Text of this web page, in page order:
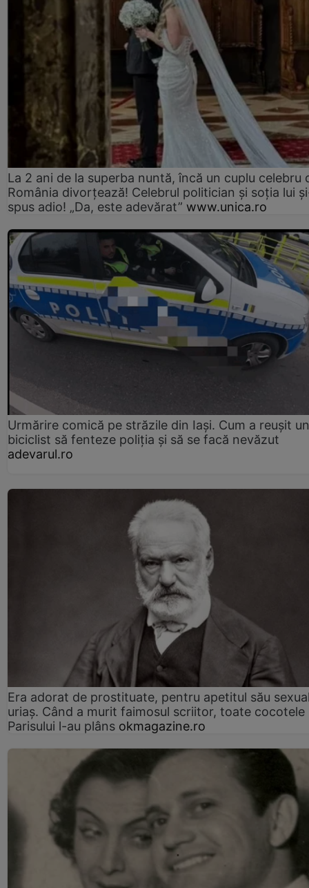
La 2 ani de la superba nuntă, încă un cuplu celebru
România divorțează! Celebrul politician și soția lui
spus adio! „Da, este adevărat” www.unica.ro
Urmărire comică pe străzile din Iași. Cum a reușit un
biciclist să fenteze poliția și să se facă nevăzut
adevarul.ro
Era adorat de prostituate, pentru apetitul său
uriaș. Când a murit faimosul scriitor, toate cocotele
Parisului l-au plâns okmagazine.ro